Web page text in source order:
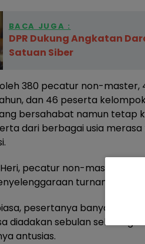
BACA JUGA :
DPR Dukung Angkatan
Satuan Siber
380 pecatur non-master,
dan 46 peserta
bersahabat namun tetap
dari berbagai usia
pecatur non-master asal
turnamen ini.
pesertanya banyak dan
diadakan sebulan sekali
antusias.